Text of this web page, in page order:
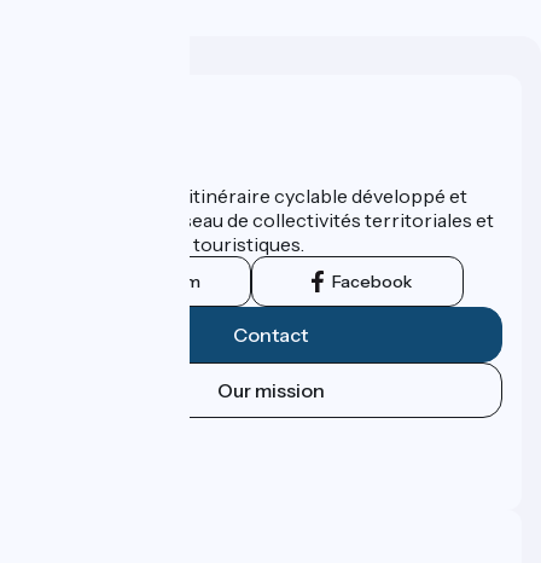
ViaRhôna est un itinéraire cyclable développé et
promu par un réseau de collectivités territoriales et
leurs institutions touristiques.
Instagram Facebook
Contact
Our mission